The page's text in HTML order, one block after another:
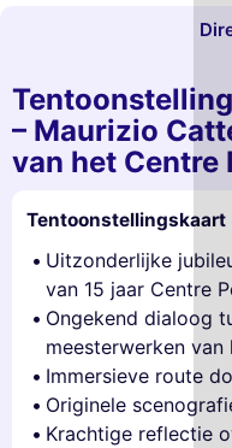
– Maurizio
van het Centre
Tentoonstellingskaart
Uitzonderlijke
van 15 jaar Centre
Ongekend dialoog
meesterwerken
Immersieve route
Originele
Krachtige reflectie